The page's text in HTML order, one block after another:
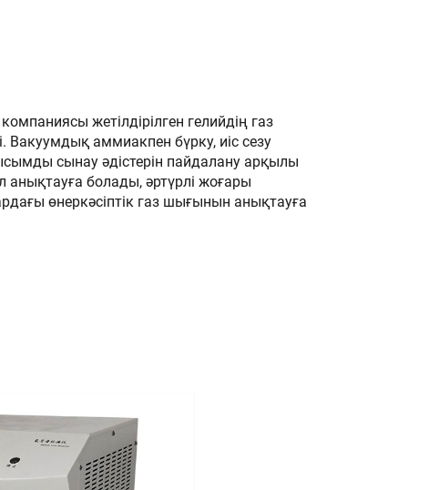
жетілдірілген гелийдің газ
аммиакпен бүрку, иіс сезу
сынау әдістерін пайдалану арқылы
анықтауға болады, әртүрлі жоғары
өнеркәсіптік газ шығынын анықтауға